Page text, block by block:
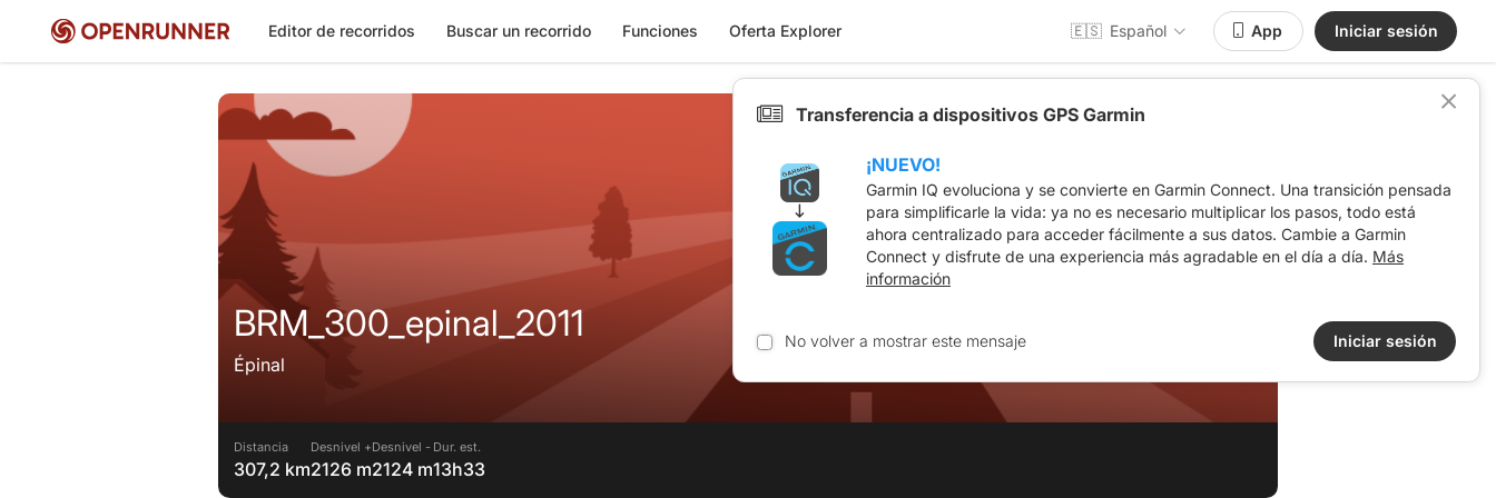
Editor de recorridos Buscar un recorrido Funciones Oferta Explorer 🇪🇸 Español App Iniciar sesión
BRM_300_epinal_2011
Épinal
Distancia
307,2 km
Desnivel +
2126 m
Desnivel -
2124 m
Dur. est.
13h33
Transferencia a dispositivos GPS Garmin
¡NUEVO!
Garmin IQ evoluciona y se convierte en Garmin Connect. Una transición pensada
para simplificarle la vida: ya no es necesario multiplicar los pasos, todo está
ahora centralizado para acceder fácilmente a sus datos. Cambie a Garmin
Connect y disfrute de una experiencia más agradable en el día a día. Más
información
No volver a mostrar este mensaje Iniciar sesión